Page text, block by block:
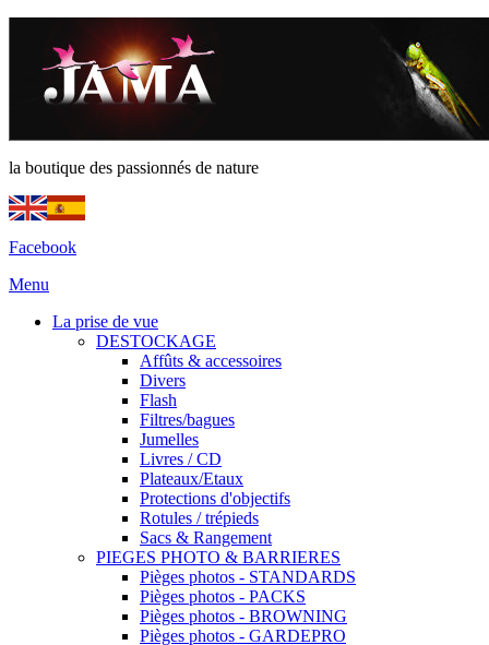
la boutique des passionnés de nature
Facebook
Menu
La prise de vue
DESTOCKAGE
Affûts & accessoires
Divers
Flash
Filtres/bagues
Jumelles
Livres / CD
Plateaux/Etaux
Protections d'objectifs
Rotules / trépieds
Sacs & Rangement
PIEGES PHOTO & BARRIERES
Pièges photos - STANDARDS
Pièges photos - PACKS
Pièges photos - BROWNING
Pièges photos - GARDEPRO